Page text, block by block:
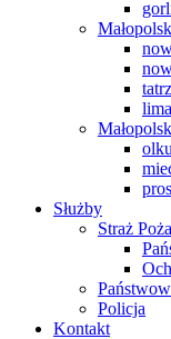
Służby
Straż
Policja
Kontakt